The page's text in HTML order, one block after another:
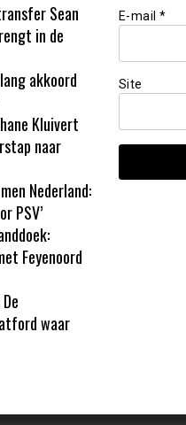
E-mail *
Site
Sean
in de
akkoord
Kluivert
naar
Nederland:
PSV’
Feyenoord
waar